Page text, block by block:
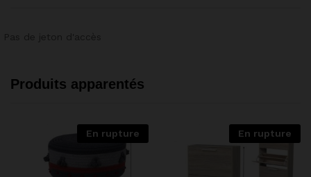
Produits apparentés
En rupture En rupture